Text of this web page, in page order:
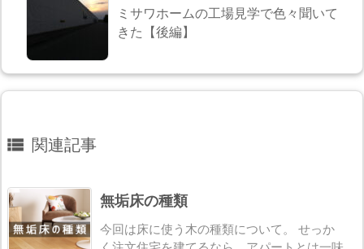
ミサワホームの工場見学で色々聞いて
きた【後編】
 関連記事
無垢床の種類
今回は床に使う木の種類について。 せっか